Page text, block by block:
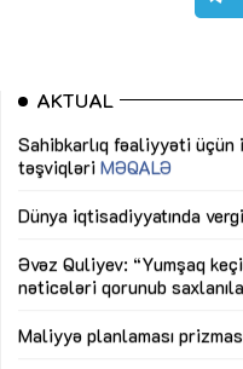
AKTUAL
Sahibkarlıq fəaliyyəti
təşviqləri MƏQALƏ
Dünya iqtisadiyyatında
Əvəz Quliyev: “Yumşaq
nəticələri qorunub
Maliyyə planlaması